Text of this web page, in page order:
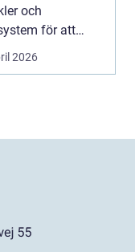
och
för att
smärta, f...
2026